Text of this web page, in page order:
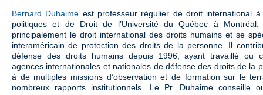
Bernard Duhaime est professeur régulier de droit international
politiques et de Droit de l’Université du Québec à Montréal.
principalement le droit international des droits humains et se
interaméricain de protection des droits de la personne. Il
défense des droits humains depuis 1996, ayant travaillé ou
agences internationales et nationales de défense des droits de la
à de multiples missions d’observation et de formation sur le
nombreux rapports institutionnels. Le Pr. Duhaime conseille